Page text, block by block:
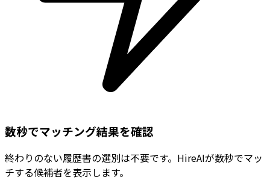
数秒でマッチング結果を確認
終わりのない履歴書の選別は不要です。HireAIが数秒でマッ
チする候補者を表示します。